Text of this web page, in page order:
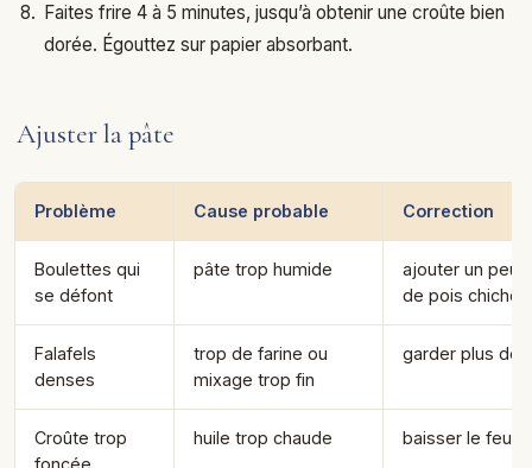
Faites frire 4 à 5 minutes, jusqu’à obtenir une croûte bien
dorée. Égouttez sur papier absorbant.
Ajuster la pâte
Problème Cause probable Correction
Boulettes qui
se défont
pâte trop humide
ajouter un peu
de pois chiche
Falafels
denses
trop de farine ou
mixage trop fin
garder plus de
Croûte trop
foncée
huile trop chaude baisser le feu